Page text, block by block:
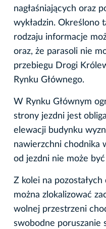
nagłaśniających oraz
wykładzin. Określono
rodzaju informacje
oraz, że parasoli nie
przebiegu Drogi
Rynku Głównego.
W Rynku Głównym
strony jezdni jest
elewacji budynku
nawierzchni chodnika
od jezdni nie może
Z kolei na
można zlokalizować
wolnej przestrzeni
swobodne poruszanie